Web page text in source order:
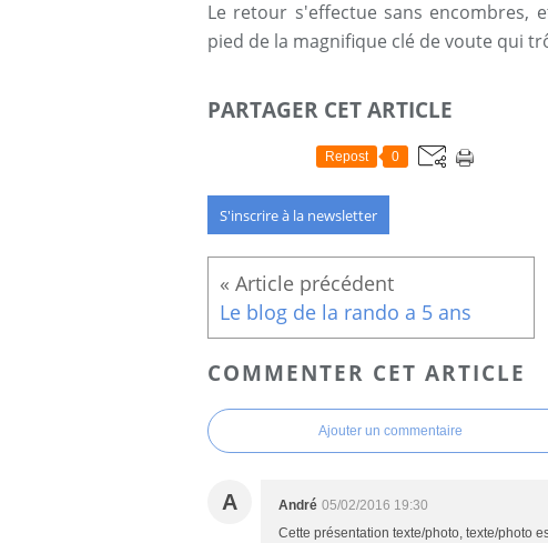
Le retour s'effectue sans encombres,
pied de la magnifique clé de voute qui
PARTAGER CET ARTICLE
Repost 0
S'inscrire à la newsletter
Le blog de la rando a 5 ans
COMMENTER CET ARTICLE
Ajouter un commentaire
A André 05/02/2016 19:30
Cette présentation texte/photo, texte/photo